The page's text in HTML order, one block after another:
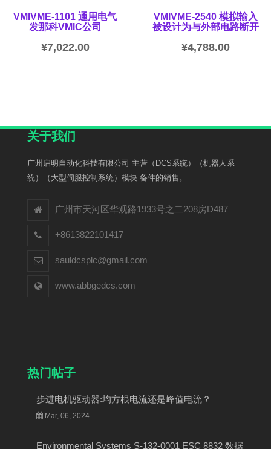
VMIVME-1101 通用电气
发那科VMIC公司
¥7,022.00
VMIVME-2540 模拟输入
被设计为与外部电路断开
¥4,788.00
关于我们
广州启明自动化科技有限公司 主营（DCS系统）（机器人系
统）（大型伺服控制系统）模块 备件的销售。
广州市天河区华观路1933号之二208房D487
+8613822101417
sauldcsplc@gmail.com
www.abbgedcs.com
热门帖子
步进电机驱动器:均方根电流还是峰值电流？
Mar, 06, 2024
Environmental Systems S-132-0001 ESC 8832 数据